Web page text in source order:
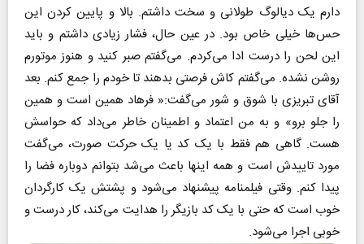
دارم یک دیالوگ طولانی و سخت داشتم. بالا و پایین کردن این
حس‌ها خیلی خاص بود. در عین حال، فشار زیادی داشتم و باید
این لحن را درست ادا می‌کردم. می‌گفتم صبر کنید و هنوز موتورم
روشن نشده. می‌گفتم کاش فرصتی بدهند تا خودم را جمع کنم. بعد
آقای تبریزی با شوق و شور می‌گفت:« فرهاد همین است و همین
را جلو برو» و به من اعتماد و اطمینان خاطر می‌داد که حواسش
هست. گاهی هم فقط با یک کد یا یک حرکت صورت، می‌گفت
مورد تاییدش است و همه اینها باعث می‌شد بتوانم دوباره فضا را
پیدا کنم. وقتی فیلمنامه پیشنهاد می‌شود و پشتش یک کارگردان
خوب است که حتی با یک کد بازیگر را هدایت می‌کند، کار درست و
خوبی اجرا می‌شود.